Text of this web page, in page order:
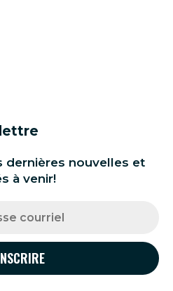
dernières nouvelles et
à venir!